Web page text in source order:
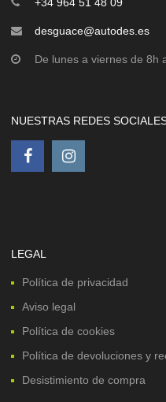
desguace@autodes.es
De lunes a viernes de 8h
NUESTRAS REDES
LEGAL
Política de privacidad
Aviso legal
Política de cookies
Política de devoluciones y
Desistimiento de compra